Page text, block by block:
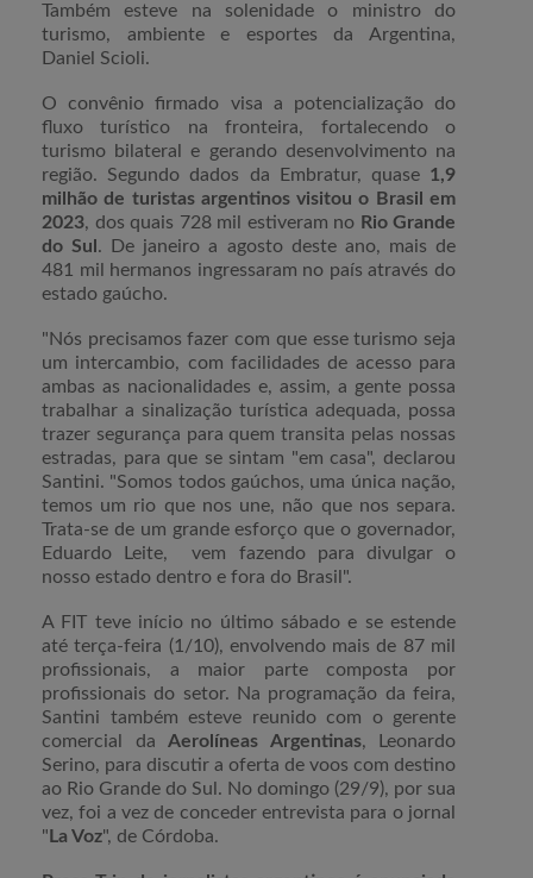
Também esteve na solenidade o ministro do
turismo, ambiente e esportes da Argentina,
Daniel Scioli.
O convênio firmado visa a potencialização do
fluxo turístico na fronteira, fortalecendo o
turismo bilateral e gerando desenvolvimento na
região. Segundo dados da Embratur, quase 1,9
milhão de turistas argentinos visitou o Brasil em
2023, dos quais 728 mil estiveram no Rio Grande
do Sul . De janeiro a agosto deste ano, mais de
481 mil hermanos ingressaram no país através do
estado gaúcho.
"Nós precisamos fazer com que esse turismo seja
um intercambio, com facilidades de acesso para
ambas as nacionalidades e, assim, a gente possa
trabalhar a sinalização turística adequada, possa
trazer segurança para quem transita pelas nossas
estradas, para que se sintam "em casa", declarou
Santini. "Somos todos gaúchos, uma única nação,
temos um rio que nos une, não que nos separa.
Trata-se de um grande esforço que o governador,
Eduardo Leite, vem fazendo para divulgar o
nosso estado dentro e fora do Brasil".
A FIT teve início no último sábado e se estende
até terça-feira (1/10), envolvendo mais de 87 mil
profissionais, a maior parte composta por
profissionais do setor. Na programação da feira,
Santini também esteve reunido com o gerente
comercial da Aerolíneas Argentinas, Leonardo
Serino, para discutir a oferta de voos com destino
ao Rio Grande do Sul. No domingo (29/9), por sua
vez, foi a vez de conceder entrevista para o jornal
" La Voz", de Córdoba.